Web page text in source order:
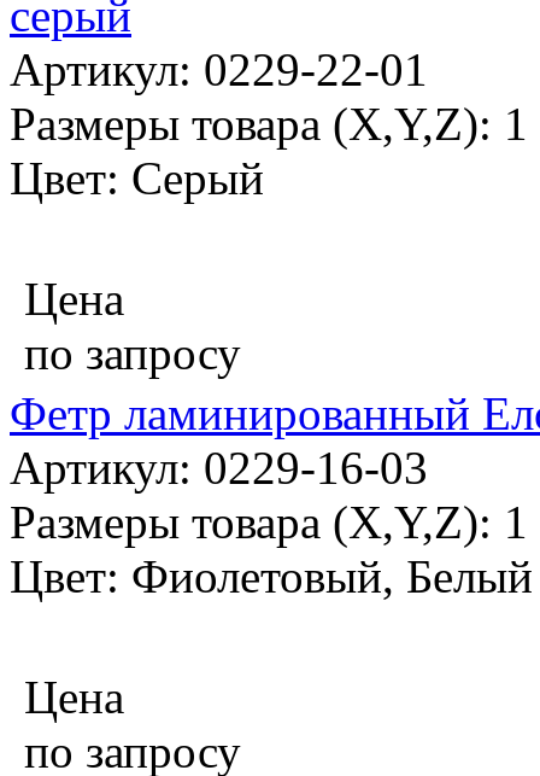
серый
Артикул: 0229-22-01
Размеры товара (X,Y,Z):
Цвет: Серый
Цена
по запросу
Фетр ламинированный
Артикул: 0229-16-03
Размеры товара (X,Y,Z):
Цвет: Фиолетовый, Белый
Цена
по запросу